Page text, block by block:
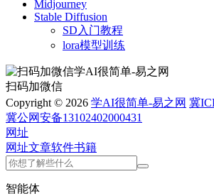
Midjourney
Stable Diffusion
SD入门教程
lora模型训练
扫码加微信
Copyright © 2026 学AI很简单-易之网 冀
冀公网安备13102402000431
网址
网址文章软件书籍
智能体